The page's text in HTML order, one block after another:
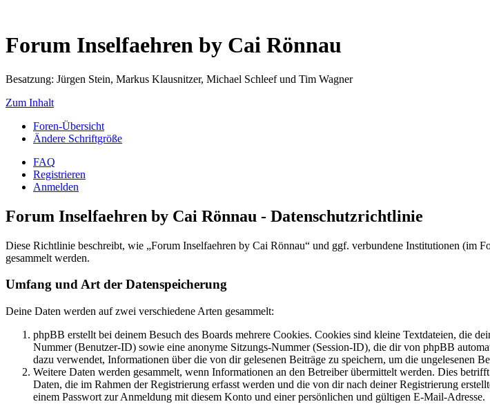
Forum Inselfaehren by Cai Rönnau
Besatzung: Jürgen Stein, Markus Klausnitzer, Michael Schleef und Tim Wagner
Zum Inhalt
Foren-Übersicht
Ändere Schriftgröße
FAQ
Registrieren
Anmelden
Forum Inselfaehren by Cai Rönnau - Datenschutzrichtlinie
Diese Richtlinie beschreibt, wie „Forum Inselfaehren by Cai Rönnau“ und ggf. verbundene Institutionen (im
gesammelt werden.
Umfang und Art der Datenspeicherung
Deine Daten werden auf zwei verschiedene Arten gesammelt:
phpBB erstellt bei deinem Besuch des Boards mehrere Cookies. Cookies sind kleine Textdateien, die
Nummer (Benutzer-ID) sowie eine anonyme Sitzungs-Nummer (Session-ID), die dir von phpBB
dazu verwendet, Informationen über die von dir gelesenen Beiträge zu speichern, um die ungelesenen
Weitere Daten werden gesammelt, wenn Informationen an den Betreiber übermittelt werden. Dies
Daten, die im Rahmen der Registrierung erfasst werden und die von dir nach deiner Registrierung
einem Passwort zur Anmeldung mit diesem Konto und einer persönlichen und gültigen E-Mail-Adresse.